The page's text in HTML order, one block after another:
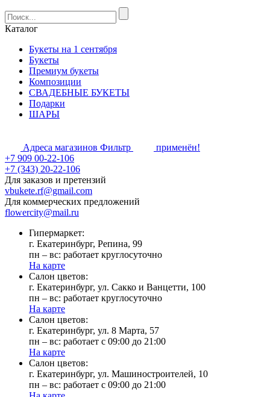
Каталог
Букеты на 1 сентября
Букеты
Премиум букеты
Композиции
СВАДЕБНЫЕ БУКЕТЫ
Подарки
ШАРЫ
Адреса магазинов Фильтр
применён!
+7 909 00-22-106
+7 (343) 20-22-106
Для заказов и претензий
vbukete.rf@gmail.com
Для коммерческих предложений
flowercity@mail.ru
Гипермаркет:
г. Екатеринбург, Репина, 99
пн – вс: работает круглосуточно
На карте
Cалон цветов:
г. Екатеринбург, ул. Сакко и Ванцетти, 100
пн – вс: работает круглосуточно
На карте
Cалон цветов:
г. Екатеринбург, ул. 8 Марта, 57
пн – вс: работает с 09:00 до 21:00
На карте
Cалон цветов:
г. Екатеринбург, ул. Машиностроителей, 10
пн – вс: работает с 09:00 до 21:00